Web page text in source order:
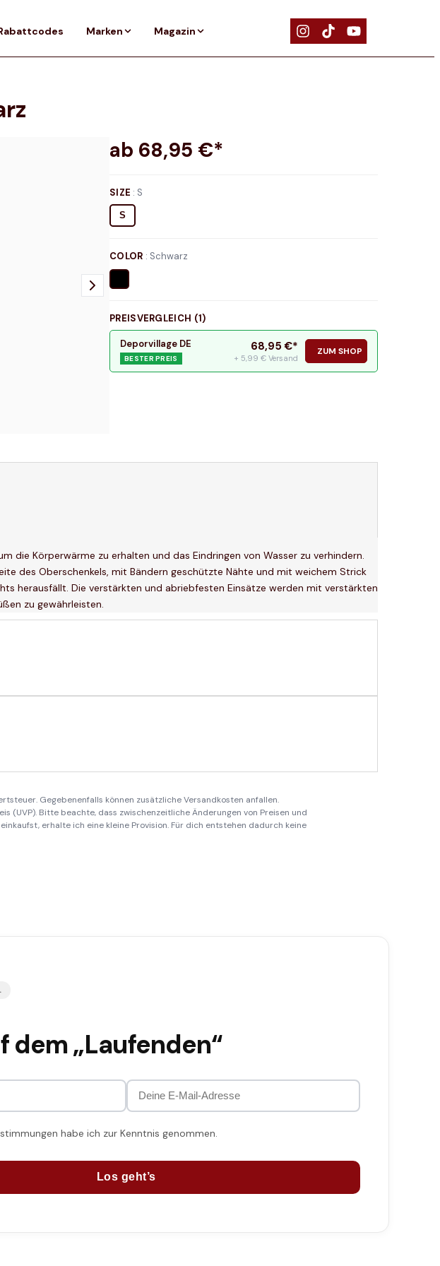
Marken Magazin
ab 68,95 €*
SIZE : S
S
COLOR : Schwarz
PREISVERGLEICH (1)
Deporvillage DE
BESTER PREIS
68,95 €*
+ 5,99 € Versand
ZUM SHOP
die Körperwärme zu erhalten und das Eindringen von Wasser zu verhindern.
des Oberschenkels, mit Bändern geschützte Nähte und mit weichem Strick
herausfällt. Die verstärkten und abriebfesten Einsätze werden mit verstärkten
zu gewährleisten.
Gegebenenfalls können zusätzliche Versandkosten anfallen.
Bitte beachte, dass zwischenzeitliche Änderungen von Preisen und
erhalte ich eine kleine Provision. Für dich entstehen dadurch keine
dem „Laufenden“
habe ich zur Kenntnis genommen.
Los geht’s